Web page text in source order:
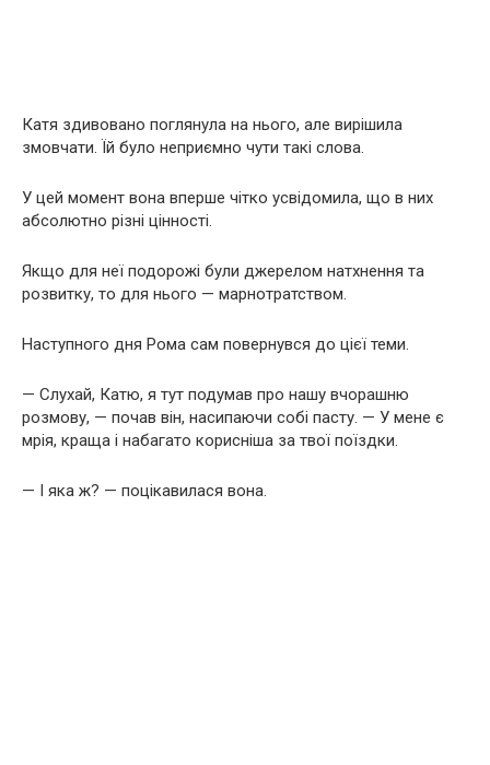
Катя здивовано поглянула на нього, але вирішила
змовчати. Їй було неприємно чути такі слова.
У цей момент вона вперше чітко усвідомила, що в них
абсолютно різні цінності.
Якщо для неї подорожі були джерелом натхнення та
розвитку, то для нього — марнотратством.
Наступного дня Рома сам повернувся до цієї теми.
— Слухай, Катю, я тут подумав про нашу вчорашню
розмову, — почав він, насипаючи собі пасту. — У мене є
мрія, краща і набагато корисніша за твої поїздки.
— І яка ж? — поцікавилася вона.